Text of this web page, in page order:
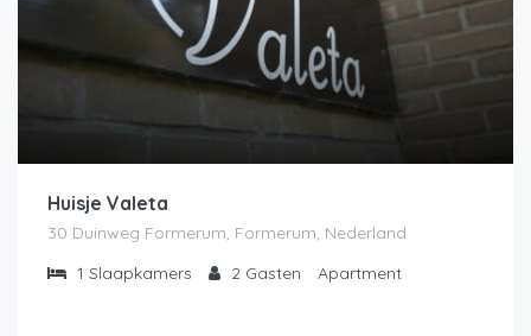
Huisje Valeta
30 Duinweg Formerum, Formerum, Nederland
1 Slaapkamers 2 Gasten Apartment